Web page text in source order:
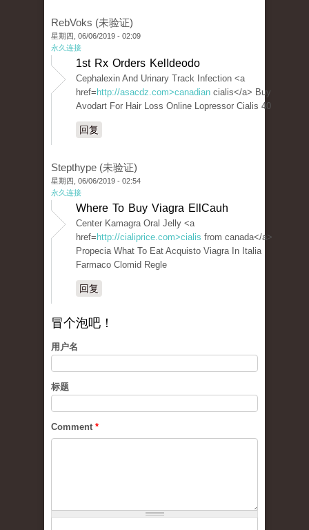
RebVoks (未验证)
星期四, 06/06/2019 - 02:09
永久连接
1st Rx Orders KelIdeodo
Cephalexin And Urinary Track Infection <a
href= http://asacdz.com>canadian cialis</a> Buy
Avodart For Hair Loss Online Lopressor Cialis 40
回复
Stepthype (未验证)
星期四, 06/06/2019 - 02:54
永久连接
Where To Buy Viagra EllCauh
Center Kamagra Oral Jelly <a
href= http://cialiprice.com>cialis from canada</a>
Propecia What To Eat Acquisto Viagra In Italia
Farmaco Clomid Regle
回复
冒个泡吧！
用户名
标题
Comment *